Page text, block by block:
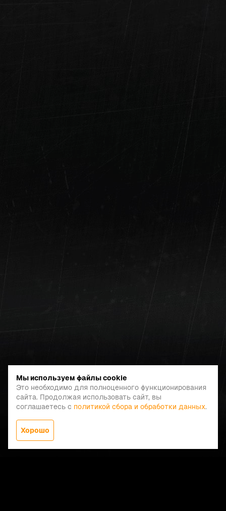
Мы используем файлы cookie
Это необходимо для полноценного функционирования
сайта. Продолжая использовать сайт, вы
соглашаетесь с политикой сбора и обработки данных.
Хорошо